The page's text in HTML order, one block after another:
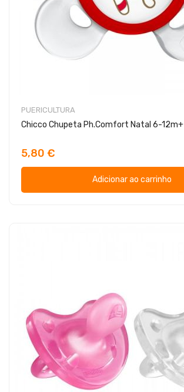
PUERICULTURA
Chicco Chupeta Ph.Comfort Natal 6-12m+
5,80 €
Adicionar ao carrinho